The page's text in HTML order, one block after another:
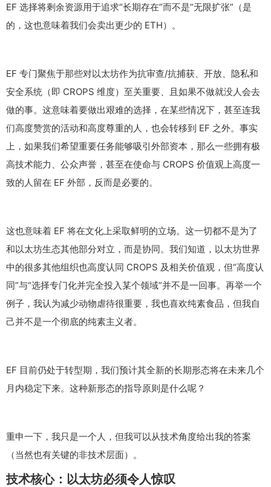
EF 选择将剩余资源用于追求“长期存在”而不是“无限扩张”（是
的，这也意味着我们会卖出更少的 ETH）。
EF 专门聚焦于那些对以太坊作为抗审查/抗捕获、开放、隐私和
安全系统（即 CROPS 维度）至关重要、且如果不做就没人会去
做的事。这意味着要做出艰难的选择，在某些情况下，甚至连我
们高度赞赏的活动和高度尊重的人，也会转移到 EF 之外。事实
上，如果我们希望重要任务能够吸引外部资本，那么一些拥有极
高技术能力、公众声誉，甚至在使命与 CROPS 价值观上高度一
致的人留在 EF 外部，反而是必要的。
这也意味着 EF 将在文化上采取鲜明的立场。这一切都不是为了
和以太坊生态其他部分对立，而是协同。我们知道，以太坊世界
中的很多其他组织也高度认同 CROPS 及相关价值观，但“高度认
同”与“选择专门化并完全投入某个领域”并不是一回事。再举一个
例子，我认为减少动物虐待很重要，我也喜欢纯素食品，但我自
己并不是一个彻底的纯素主义者。
EF 目前仍处于转型期，我们预计其全新的长期形态将在未来几个
月内稳定下来。这种新形态的指导原则是什么呢？
重申一下，我只是一个人，但我可以从技术角度给出我的答案
（当然也有关键的非技术层面）。
技术核心：以太坊必须令人惊叹